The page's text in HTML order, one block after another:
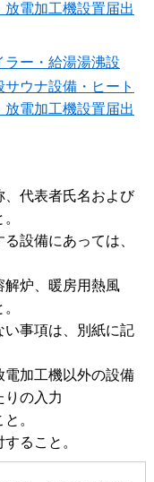
電加工機設置届出
ー・給湯湯沸設
ウナ設備・ヒート
電加工機設置届出
代表者氏名および
備にあっては、
、暖房用熱風
項は、別紙に記
工機以外の設備
りの入力
。
こと。